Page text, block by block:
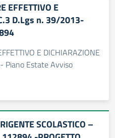
EFFETTIVO E
D.Lgs n. 39/2013-
E DICHIARAZIONE
Piano Estate Avviso
SCOLASTICO –